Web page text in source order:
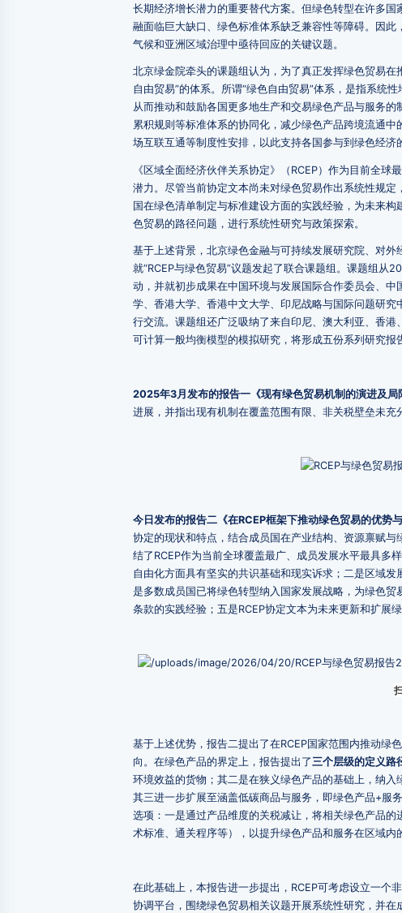
长期经济增长潜力的重要替代方案。但绿色转型在许多
融面临巨大缺口、绿色标准体系缺乏兼容性等障碍。因
气候和亚洲区域治理中亟待回应的关键议题。
北京绿金院牵头的课题组认为，为了真正发挥绿色贸易
自由贸易”的体系。所谓“绿色自由贸易”体系，是指系统
从而推动和鼓励各国更多地生产和交易绿色产品与服务
累积规则等标准体系的协同化，减少绿色产品跨境流通
场互联互通等制度性安排，以此支持各国参与到绿色经济
《区域全面经济伙伴关系协定》（RCEP）作为目前全
潜力。尽管当前协定文本尚未对绿色贸易作出系统性规
国在绿色清单制定与标准建设方面的实践经验，为未来
色贸易的路径问题，进行系统性研究与政策探索。
基于上述背景，北京绿色金融与可持续发展研究院、对
就“RCEP与绿色贸易”议题发起了联合课题组。课题组从
动，并就初步成果在中国环境与发展国际合作委员会、
学、香港大学、香港中文大学、印尼战略与国际问题研
行交流。课题组还广泛吸纳了来自印尼、澳大利亚、香
可计算一般均衡模型的模拟研究，将形成五份系列研究报
2025年3月发布的报告一《现有绿色贸易机制的演进及局
进展，并指出现有机制在覆盖范围有限、非关税壁垒未充
今日发布的报告二《在RCEP框架下推动绿色贸易的优势与
协定的现状和特点，结合成员国在产业结构、资源禀赋
结了RCEP作为当前全球覆盖最广、成员发展水平最具多
自由化方面具有坚实的共识基础和现实诉求；二是区域
是多数成员国已将绿色转型纳入国家发展战略，为绿色
条款的实践经验；五是RCEP协定文本为未来更新和扩展
基于上述优势，报告二提出了在RCEP国家范围内推动绿
向。在绿色产品的界定上，报告提出了三个层级的定义路
环境效益的货物；其二是在狭义绿色产品的基础上，纳
其三进一步扩展至涵盖低碳商品与服务，即绿色产品+服
选项：一是通过产品维度的关税减让，将相关绿色产品
术标准、通关程序等），以提升绿色产品和服务在区域内
在此基础上，本报告进一步提出，RCEP可考虑设立一
协调平台，围绕绿色贸易相关议题开展系统性研究，并